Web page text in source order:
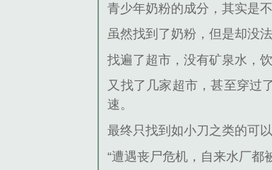
青少年奶粉的成分，其实是
虽然找到了奶粉，但是却没
找遍了超市，没有矿泉水，
又找了几家超市，甚至穿过
速。
最终只找到如小刀之类的可
“遭遇丧尸危机，自来水厂都